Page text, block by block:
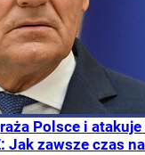
Polsce i
Jak zawsze czas